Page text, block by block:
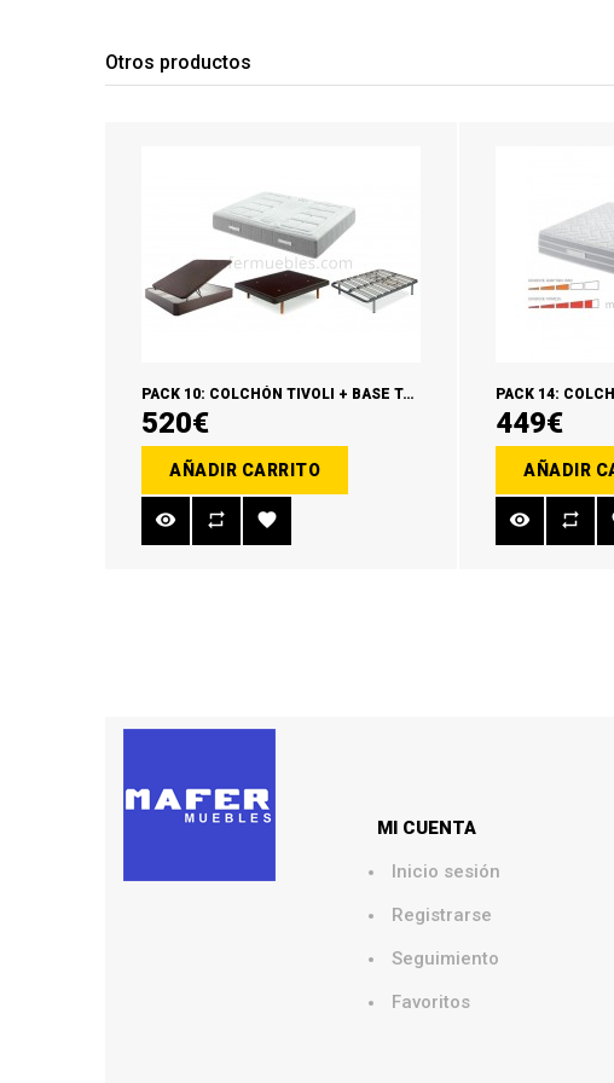
Otros productos
PACK 10: COLCHÓN TIVOLI + BASE TAPIZADA O SOMIER + ALMOHADAS VISCO
520€
AÑADIR CARRITO
449€
AÑADIR
MI CUENTA
Inicio sesión
Registrarse
Seguimiento
Favoritos